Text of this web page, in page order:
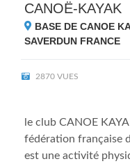
CANOË-KAYAK
BASE DE CANOE
SAVERDUN FRANCE
2870 VUES
le club CANOE
fédération française
est une activité